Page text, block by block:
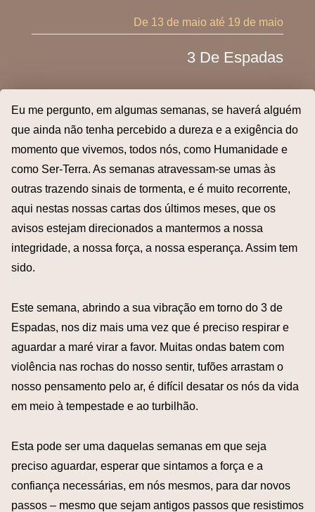
De 13 de maio até 19 de maio
3 De Espadas
Eu me pergunto, em algumas semanas, se haverá alguém
que ainda não tenha percebido a dureza e a exigência do
momento que vivemos, todos nós, como Humanidade e
como Ser-Terra. As semanas atravessam-se umas às
outras trazendo sinais de tormenta, e é muito recorrente,
aqui nestas nossas cartas dos últimos meses, que os
avisos estejam direcionados a mantermos a nossa
integridade, a nossa força, a nossa esperança. Assim tem
sido.
Este semana, abrindo a sua vibração em torno do 3 de
Espadas, nos diz mais uma vez que é preciso respirar e
aguardar a maré virar a favor. Muitas ondas batem com
violência nas rochas do nosso sentir, tufões arrastam o
nosso pensamento pelo ar, é difícil desatar os nós da vida
em meio à tempestade e ao turbilhão.
Esta pode ser uma daquelas semanas em que seja
preciso aguardar, esperar que sintamos a força e a
confiança necessárias, em nós mesmos, para dar novos
passos – mesmo que sejam antigos passos que resistimos